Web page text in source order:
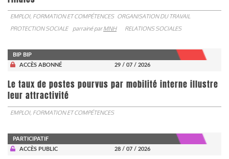
EMPLOI, FORMATION ET COMPÉTENCES ORGANISATION DU TRAVAIL
PROTECTION SOCIALE
parrainé parMNH RELATIONS SOCIALES
BIP BIP
ACCÈS ABONNÉ
29 / 07 / 2026
Le taux de postes pourvus par mobilité interne illustre
leur attractivité
EMPLOI, FORMATION ET COMPÉTENCES
PARTICIPATIF
ACCÈS PUBLIC
28 / 07 / 2026